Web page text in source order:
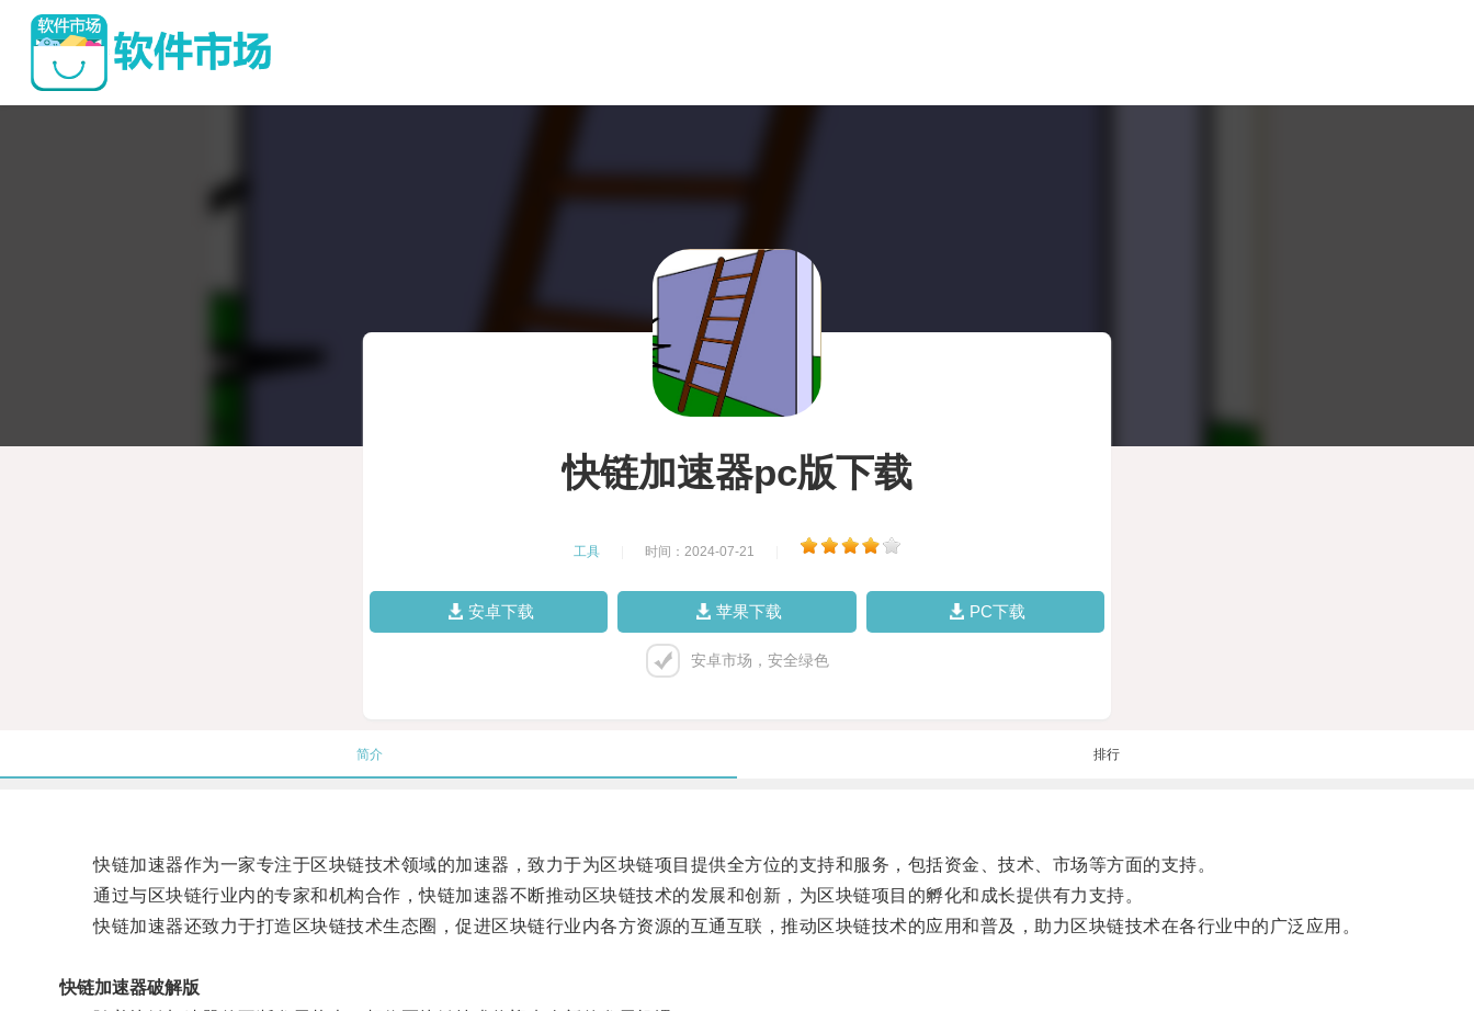
快链加速器pc版下载
工具 时间：2024-07-21
安卓下载 苹果下载 PC下载
安卓市场，安全绿色
简介 排行
快链加速器作为一家专注于区块链技术领域的加速器，致力于为区块链项目提供全方位的支持和服务，包括资金、技术、市场等方面的支持。
通过与区块链行业内的专家和机构合作，快链加速器不断推动区块链技术的发展和创新，为区块链项目的孵化和成长提供有力支持。
快链加速器还致力于打造区块链技术生态圈，促进区块链行业内各方资源的互通互联，推动区块链技术的应用和普及，助力区块链技术在各行业中的广泛应用。
快链加速器破解版